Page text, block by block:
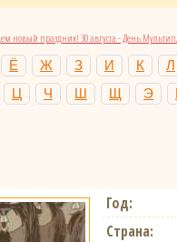
новый праздник! 30 августа - День
Ё Ж З И К Л
Ц Ч Ш Щ Э
Год:
Страна: